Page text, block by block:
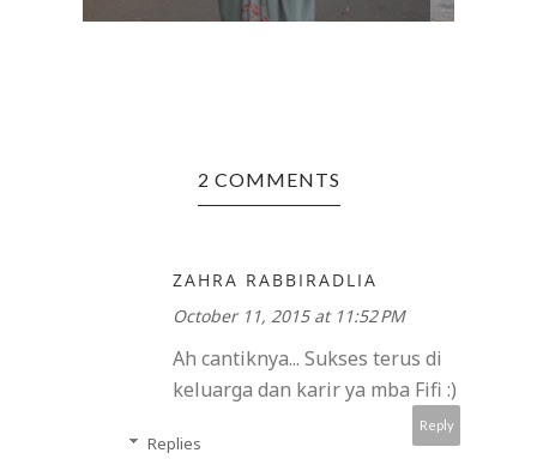
2 COMMENTS
ZAHRA RABBIRADLIA
October 11, 2015 at 11:52 PM
Ah cantiknya... Sukses terus di
keluarga dan karir ya mba Fifi :)
Reply
Replies